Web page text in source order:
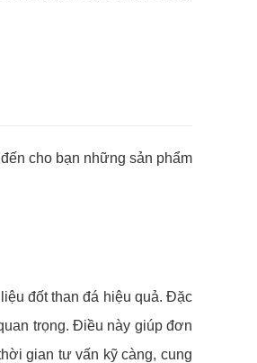
cho bạn những sản phẩm
đốt than đá hiệu quả. Đặc
trọng. Điều này giúp đơn
gian tư vấn kỹ càng, cung